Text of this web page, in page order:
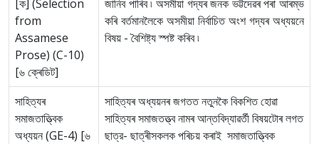
[ক] (Selection
from
Assamese
Prose) (C-10)
[৬ ক্ৰেডিট]
জানিব পাৰিব ৷ অসমীয়া গদ্যৰ জনক ভট্টদেৱৰ পৰা আৰম্ভ
কৰি বৰ্তমানলৈকে অসমীয়া নিৰ্বাচিত অংশ গদ্যৰ অধ্যয়নে
বিষয় - বৈশিষ্ট্য স্পষ্ট কৰিব ৷
সাহিত্যৰ
সমাজতাত্ত্বিক
অধ্যয়ন (GE-4) [৬
সাহিত্যৰ অধ্যয়নৰ জগতত নতুনকৈ বিকশিত হোৱা
সাহিত্যৰ সমাজতত্ত্ব নামৰ আন্তবিদ্যাৱৰ্তী বিষয়টোৰ লগত
ছাত্র- ছাত্ৰীসকলক পৰিচয় কৰাই সমাজতাত্ত্বিক